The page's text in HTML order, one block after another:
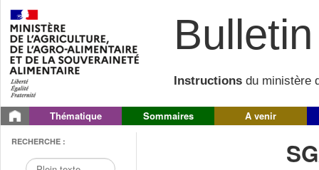
Instructions du ministère
Thématique Sommaires A venir
RECHERCHE :